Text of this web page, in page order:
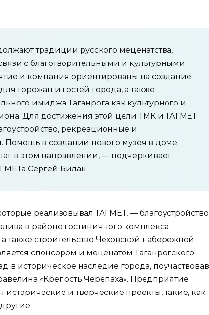
традиции русского меценатства,
с благотворительными и культурными
и компания ориентированы на создание
горожан и гостей города, а также
имиджа Таганрога как культурного и
Для достижения этой цели ТМК и ТАГМЕТ
рекреационные и
Помощь в создании нового музея в доме
в этом направлении, — подчеркивает
Сергей Билан.
реализовывал ТАГМЕТ, — благоустройство
в районе гостиничного комплекса
также строительство Чеховской набережной.
спонсором и меценатом Таганрогского
в историческое наследие города, поучаствовав
«Крепость Черепаха». Предприятие
и творческие проекты, такие, как